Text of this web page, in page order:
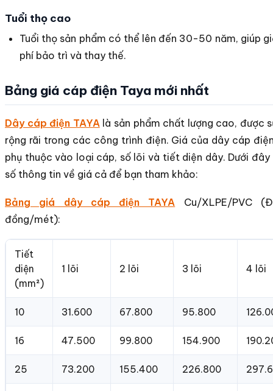
Tuổi thọ cao
Tuổi thọ sản phẩm có thể lên đến 30-50 năm, giúp
phí bảo trì và thay thế.
Bảng giá cáp điện Taya mới nhất
Dây cáp điện TAYA là sản phẩm chất lượng cao, được
rộng rãi trong các công trình điện. Giá của dây cáp
phụ thuộc vào loại cáp, số lõi và tiết diện dây. Dưới
số thông tin về giá cả để bạn tham khảo:
Bảng giá dây cáp điện TAYA Cu/XLPE/PVC
đồng/mét):
Tiết
diện
(mm²)
1 lõi 2 lõi 3 lõi 4 lõi
10 31.600 67.800 95.800
16 47.500 99.800 154.900
25 73.200 155.400 226.800